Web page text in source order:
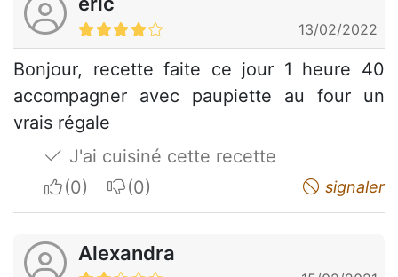
13/02/2022
Bonjour, recette faite ce jour 1 heure 40
accompagner avec paupiette au four un
vrais régale
J'ai cuisiné cette recette
I apreciateI do not appreciate signaler
Alexandra